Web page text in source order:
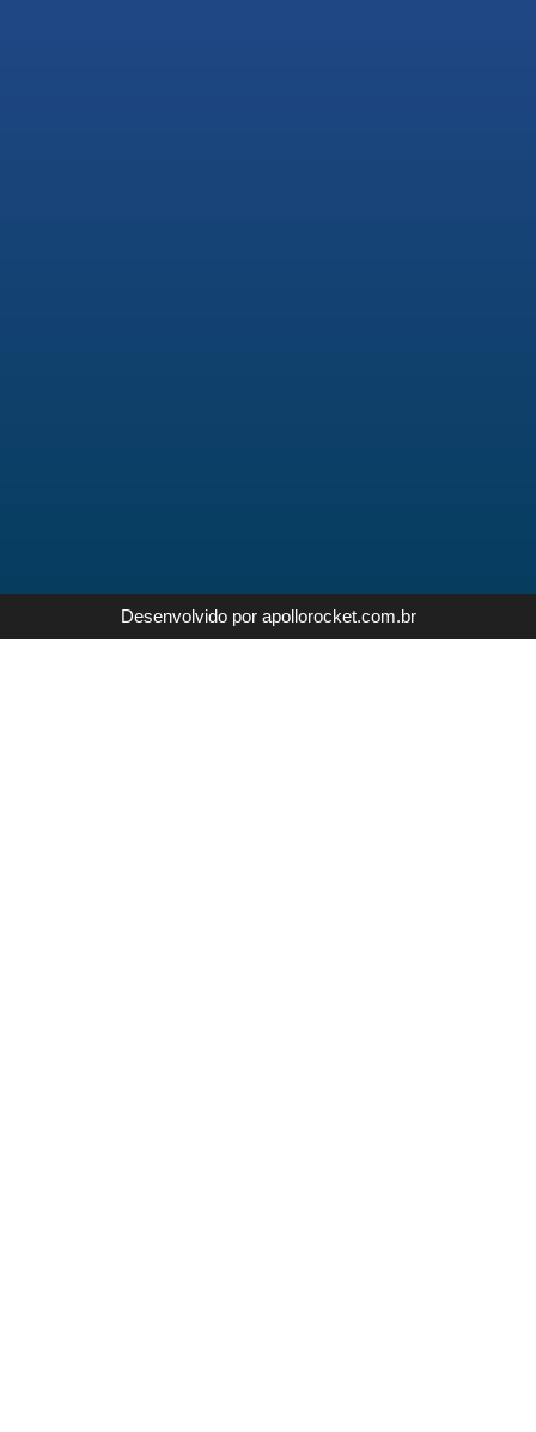
Desenvolvido por apollorocket.com.br